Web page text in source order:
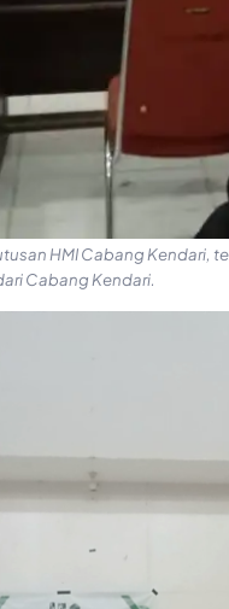
HMI Cabang Kendari,
Cabang Kendari.